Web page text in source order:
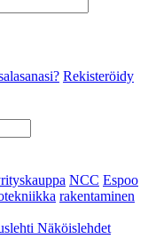
Rekisteröidy
NCC Espoo
rakentaminen
Näköislehdet